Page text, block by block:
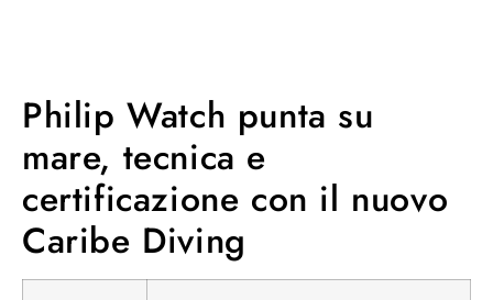
Philip Watch punta su
mare, tecnica e
certificazione con il nuovo
Caribe Diving